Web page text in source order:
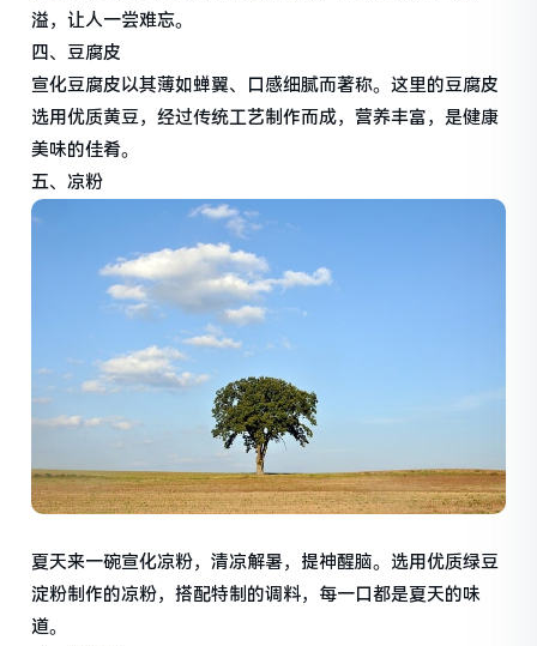
溢，让人一尝难忘。
四、豆腐皮
宣化豆腐皮以其薄如蝉翼、口感细腻而著称。这里的豆腐皮
选用优质黄豆，经过传统工艺制作而成，营养丰富，是健康
美味的佳肴。
五、凉粉
夏天来一碗宣化凉粉，清凉解暑，提神醒脑。选用优质绿豆
淀粉制作的凉粉，搭配特制的调料，每一口都是夏天的味
道。